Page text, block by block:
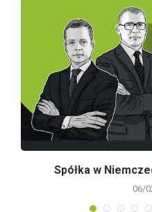
Spółka w
06/